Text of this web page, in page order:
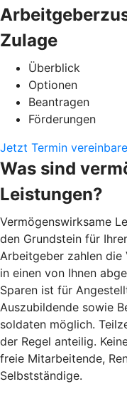
Zulage
Überblick
Optionen
Beantragen
Förderungen
Jetzt Termin
Was sind
Leistungen?
Vermögenswirksame
den Grundstein für
Arbeitgeber zahlen
in einen von Ihnen
Sparen ist für
Auszubildende sowie
soldaten möglich.
der Regel anteilig.
freie Mitarbeitende,
Selbstständige.